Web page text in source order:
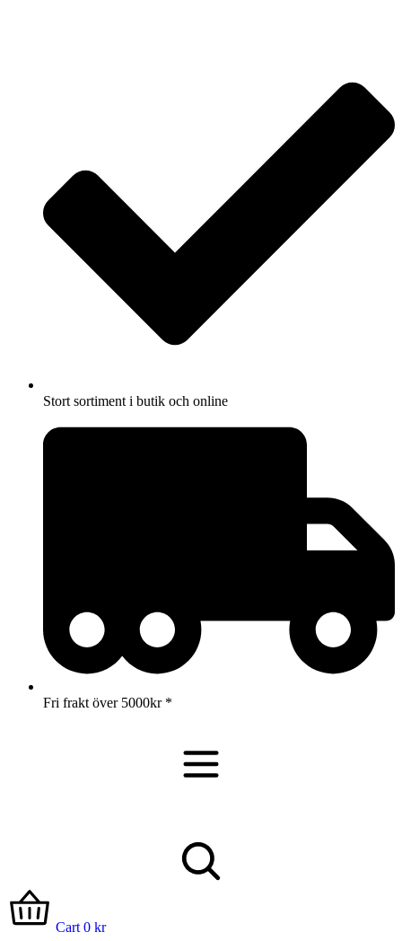
Stort sortiment i butik och online
Fri frakt över 5000kr *
Cart 0 kr